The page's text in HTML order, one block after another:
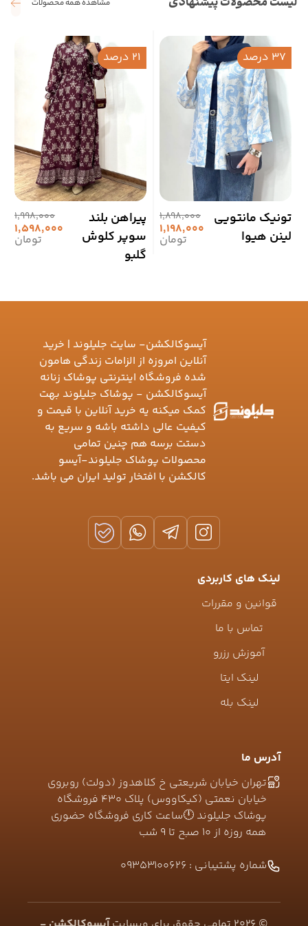
مشاهده همه محصولات
37 درصد
تونیک مانتویی
لینن هیوا
1,898,000
1,198,000
تومان
21 درصد
پیراهن بلند
سوپر کلوش
گلبو
1,998,000
1,598,000
تومان
آیسوکالکشن- سایت جلیلوند | خرید
آنلاین امروزه از الزامات زندگی هامون
شده فروشگاه اینترنتی پوشاک زنانه
آیسوکالکشن - پوشاک جلیلوند بهت
کمک میکنه یه خرید آنلاین با قیمت و
کیفیت عالی داشته باشه و سریع به
دستت برسه هم چنین تمامی
محصولات پوشاک جلیلوند-آیسو
کالکشن با افتخار تولید ایران می باشد.
لینک های کاربردی
قوانین و مقررات
تماس با ما
آموزش رزرو
لینک ایتا
لینک بله
آدرس ما
تهران خیابان شریعتی خ کلاهدوز (دولت) روبروی
خیابان نعمتی (کیکاووس) پلاک ۴۳۰ فروشگاه
پوشاک جلیلوند 🕛ساعت کاری فروشگاه حضوری
همه روزه از ۱۰ صبح تا ۹ شب
شماره پشتیبانی : 09353100626